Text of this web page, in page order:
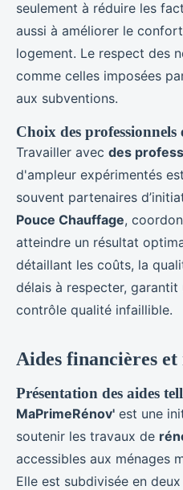
seulement à réduire les
aussi à améliorer le
logement. Le respect des
comme celles imposées
aux subventions.
Choix des professionnels
Travailler avec des
d'ampleur expérimentés
souvent partenaires
Pouce Chauffage,
atteindre un résultat
détaillant les coûts, la
délais à respecter,
contrôle qualité infaillible.
Aides financières
Présentation des aides
MaPrimeRénov' est une
soutenir les travaux de
accessibles aux ménages
Elle est subdivisée en